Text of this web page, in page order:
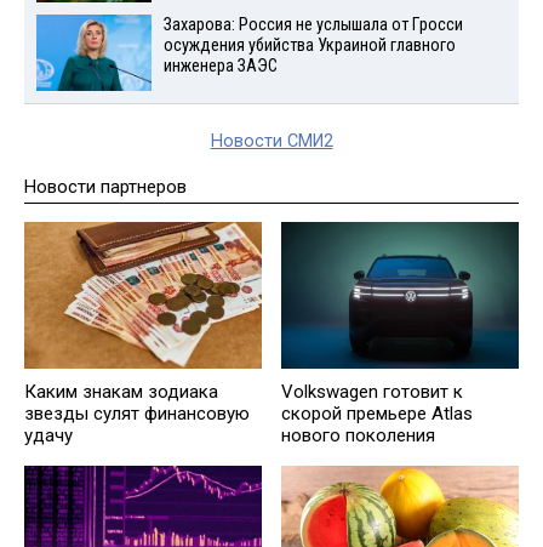
Захарова: Россия не услышала от Гросси
осуждения убийства Украиной главного
инженера ЗАЭС
Новости СМИ2
Новости партнеров
Каким знакам зодиака
звезды сулят финансовую
удачу
Volkswagen готовит к
скорой премьере Atlas
нового поколения